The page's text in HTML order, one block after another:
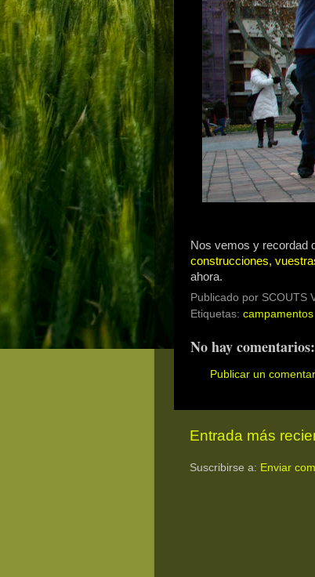
Nos vemos y recordad
construcciones,
ahora.
Publicado por SCOUTS
Etiquetas: campamentos
No hay comentarios:
Publicar un
Entrada más
Suscribirse a: Enviar